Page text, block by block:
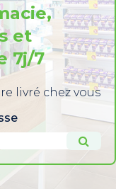
et
7j/7
livré chez vous